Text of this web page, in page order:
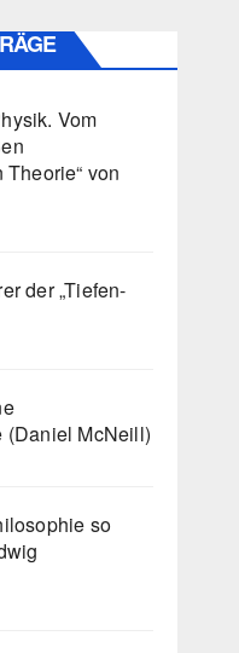
Vom
von
der „Tiefen-
(Daniel McNeill)
so